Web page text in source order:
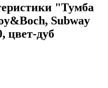
"Тумба
Subway
цвет-дуб